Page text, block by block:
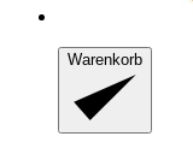
Warenkorb